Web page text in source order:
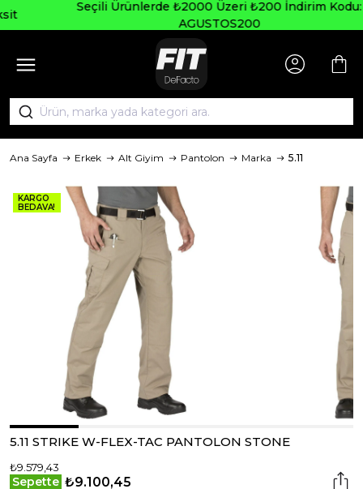
Seçili Ürünlerde ₺2000 Üzeri ₺200 İndirim Kodu:
AGUSTOS200
Ana Sayfa Erkek Alt Giyim Pantolon Marka 5.11
KARGO
BEDAVA!
5.11 STRIKE W-FLEX-TAC PANTOLON STONE
₺9.579,43
Sepette ₺9.100,45